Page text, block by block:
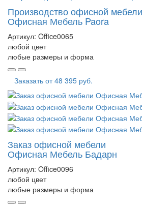
Производство офисной мебели
Офисная Мебель Paora
Артикул: Office0065
любой цвет
любые размеры и форма
Заказать от48 395 руб.
Заказ офисной мебели
Офисная Мебель Бадарн
Артикул: Office0096
любой цвет
любые размеры и форма